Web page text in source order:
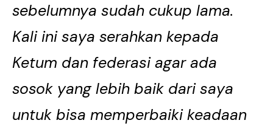
sebelumnya sudah cukup lama.
Kali ini saya serahkan kepada
Ketum dan federasi agar ada
sosok yang lebih baik dari saya
untuk bisa memperbaiki keadaan